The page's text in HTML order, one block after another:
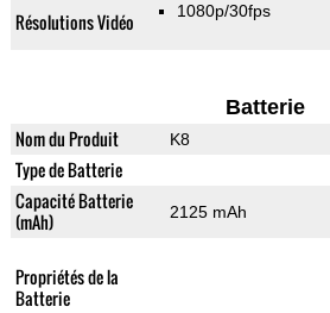
Résolutions Vidéo 1080p/30fps
Batterie
Nom du Produit K8
Type de Batterie
Capacité Batterie
(mAh)
2125 mAh
Propriétés de la
Batterie